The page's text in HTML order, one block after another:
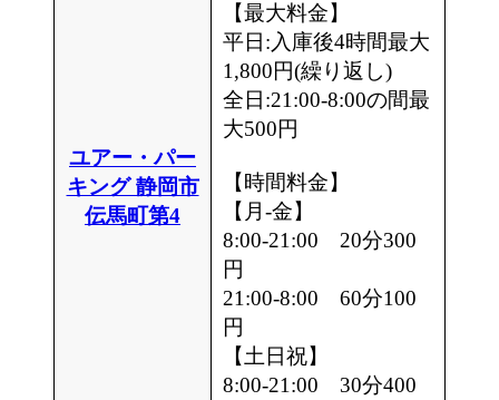
ユアー・パー
キング 静岡市
伝馬町第4
【最大料金】
平日:入庫後4時間最大
1,800円(繰り返し)
全日:21:00-8:00の間最
大500円
【時間料金】
【月-金】
8:00-21:00 20分300
円
21:00-8:00 60分100
円
【土日祝】
8:00-21:00 30分400